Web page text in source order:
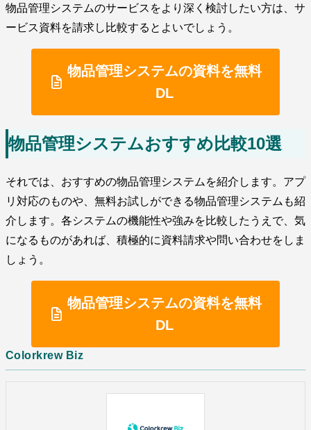
物品管理システムのサービスをより深く検討したい方は、サ
ービス資料を請求し比較するとよいでしょう。
物品管理システムの資料を無料
DL
物品管理システムおすすめ比較10選
それでは、おすすめの物品管理システムを紹介します。アプ
リ対応のものや、無料お試しができる物品管理システムも紹
介します。各システムの機能性や強みを比較したうえで、気
になるものがあれば、積極的に資料請求や問い合わせをしま
しょう。
物品管理システムの資料を無料
DL
Colorkrew Biz